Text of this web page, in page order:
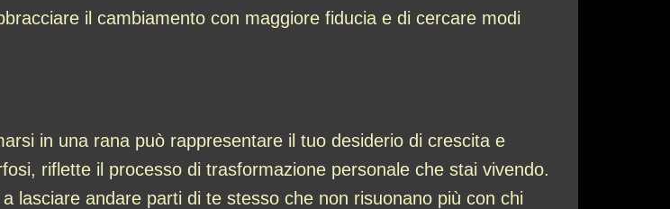
il cambiamento con maggiore fiducia e di cercare modi
in una rana può rappresentare il tuo desiderio di crescita e
riflette il processo di trasformazione personale che stai vivendo.
lasciare andare parti di te stesso che non risuonano più con chi